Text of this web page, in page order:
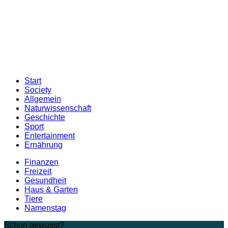
Start
Society
Allgemein
Naturwissenschaft
Geschichte
Sport
Entertainment
Ernährung
Finanzen
Freizeit
Gesundheit
Haus & Garten
Tiere
Namenstag
Schon gewusst?